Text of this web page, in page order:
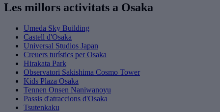
Les millors activitats a Osaka
Umeda Sky Building
Castell d'Osaka
Universal Studios Japan
Creuers turístics per Osaka
Hirakata Park
Observatori Sakishima​ Cosmo Tower
Kids Plaza Osaka
Tennen Onsen Naniwanoyu
Passis d'atraccions d'Osaka
Tsutenkaku